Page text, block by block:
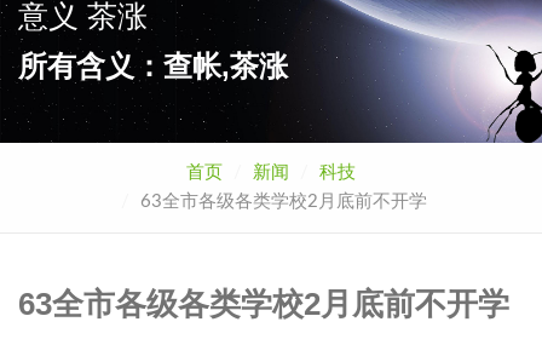
意义茶涨
所有含义：查帐,茶涨
首页 新闻
科技
63全市各级各类学校2月底前不开学
63全市各级各类学校2月底前不开学